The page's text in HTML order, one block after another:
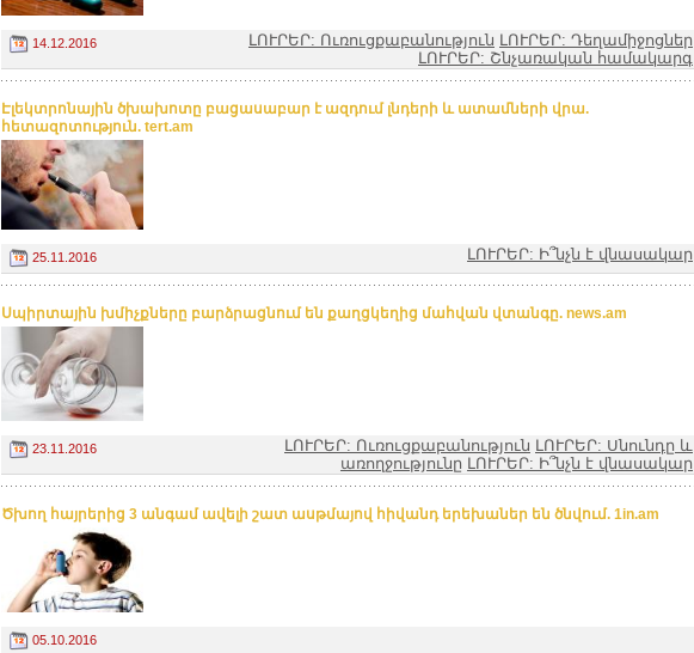
14.12.2016 ԼՈՒՐԵՐ: Ուռուցքաբանություն ԼՈՒՐԵՐ: Դեղամիջոցներ
ԼՈՒՐԵՐ: Շնչառական համակարգ
Էլեկտրոնային ծխախոտը բացասաբար է ազդում լնդերի և ատամների վրա.
հետազոտություն. tert.am
25.11.2016 ԼՈՒՐԵՐ: Ի՞նչն է վնասակար
Սպիրտային խմիչքները բարձրացնում են քաղցկեղից մահվան վտանգը. news.am
23.11.2016 ԼՈՒՐԵՐ: Ուռուցքաբանություն ԼՈՒՐԵՐ: Սնունդը և
առողջությունը ԼՈՒՐԵՐ: Ի՞նչն է վնասակար
Ծխող հայրերից 3 անգամ ավելի շատ ասթմայով հիվանդ երեխաներ են ծնվում. 1in.am
05.10.2016